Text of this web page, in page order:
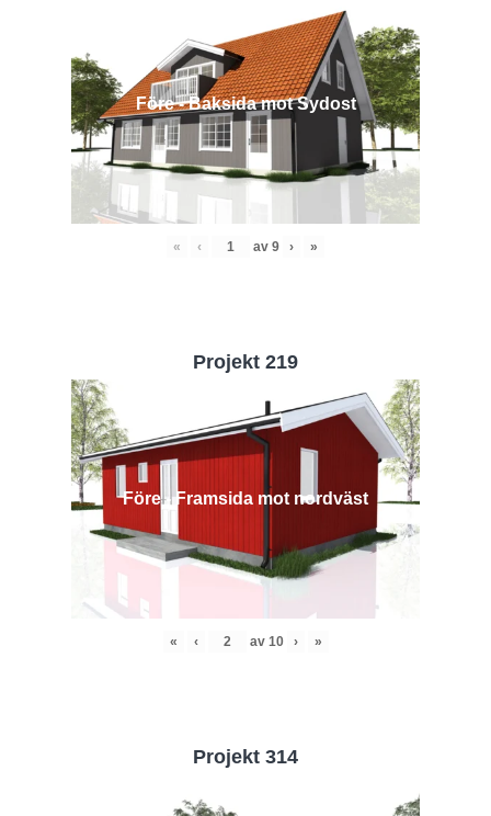
Före - Baksida mot Sydost
« ‹ av 9 › »
Projekt 219
Före - Framsida mot nordväst
« ‹ av 10 › »
Projekt 314